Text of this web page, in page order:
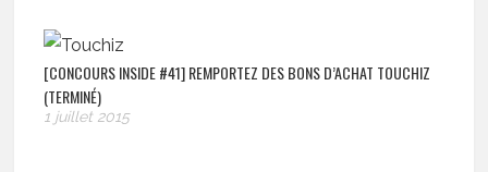
[CONCOURS INSIDE #41] REMPORTEZ DES BONS D’ACHAT TOUCHIZ
(TERMINÉ)
1 juillet 2015